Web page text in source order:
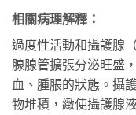
相關病理解釋：
過度性活動和攝護腺
腺腺管擴張分泌旺盛
血、腫脹的狀態。攝
物堆積，緻使攝護腺